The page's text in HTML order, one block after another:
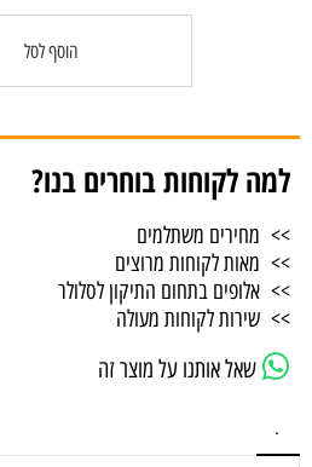
הוסף לסל
למה לקוחות בוחרים בנו?
>> מחירים משתלמים
>> מאות לקוחות מרוצים
>> אלופים בתחום התיקון לסלולר
>> שירות לקוחות מעולה
שאל אותנו על מוצר זה
.